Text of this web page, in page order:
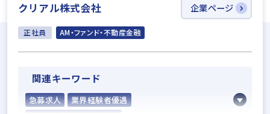
クリアル株式会社 企業ページ
正社員 AM・ファンド・不動産金融
関連キーワード
急募求人
業界経験者優遇